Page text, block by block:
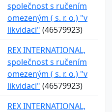
společnost s ručením
omezeným ( s. r. o.) "v
likvidaci" (46579923)
REX INTERNATIONAL,
společnost s ručením
omezeným ( s. r. o.) "v
likvidaci" (46579923)
REX INTERNATIONAL,